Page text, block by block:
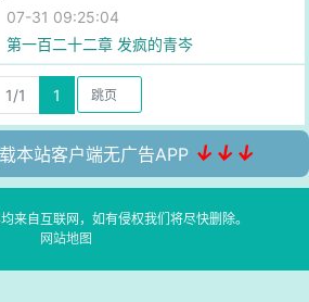
07-31 09:25:04
第一百二十二章 发疯的青岑
1/1 1
本站客户端无广告APP ↓↓↓
来自互联网，如有侵权我们将尽快删除。
网站地图